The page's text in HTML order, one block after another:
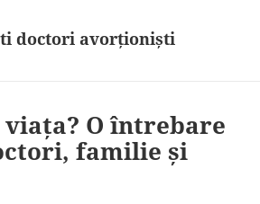
doctori avorționiști
O întrebare
familie și